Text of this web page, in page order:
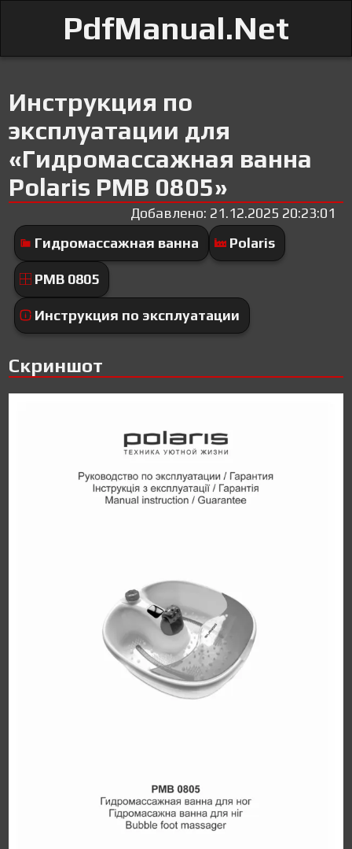
PdfManual.Net
Инструкция по
эксплуатации для
«Гидромассажная ванна
Polaris PMB 0805»
Добавлено: 21.12.2025 20:23:01
Гидромассажная ванна
Polaris
PMB 0805
Инструкция по эксплуатации
Скриншот